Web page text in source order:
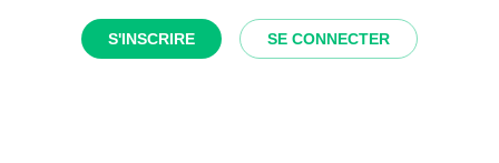
S'INSCRIRE SE CONNECTER